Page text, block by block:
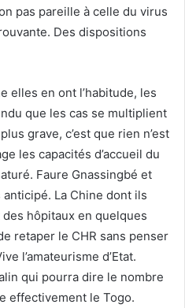
pas pareille à celle du virus
Des dispositions
elles en ont l’habitude, les
que les cas se multiplient
grave, c’est que rien n’est
les capacités d’accueil du
Faure Gnassingbé et
anticipé. La Chine dont ils
hôpitaux en quelques
retaper le CHR sans penser
l’amateurisme d’Etat.
qui pourra dire le nombre
effectivement le Togo.